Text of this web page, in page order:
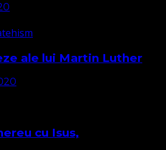
ale lui Martin Luther
cu Isus,